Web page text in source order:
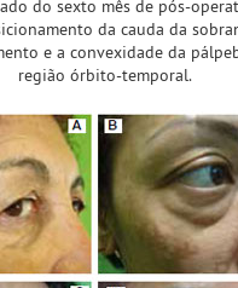
do sexto mês de pós-
da cauda da
e a convexidade da
região órbito-temporal.